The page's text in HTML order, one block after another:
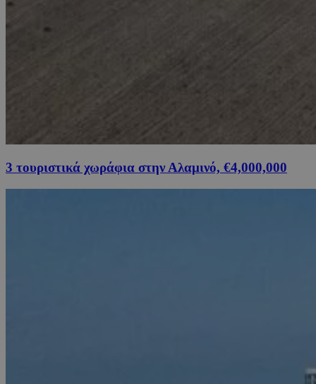
3 τουριστικά χωράφια στην Αλαμινό, €4,000,000